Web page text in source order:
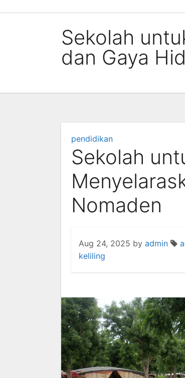
Sekolah
dan Gaya
pendidikan
Sekolah
Nomaden
Aug 24, 2025 by admin
keliling